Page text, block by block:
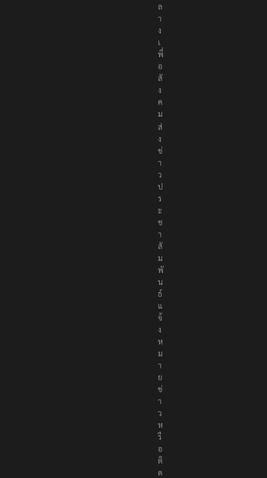
ก
ล
า
ง
เ
พื่
อ
สั
ง
ค
ม
ส่
ง
ข่
า
ว
ป
ร
ะ
ช
า
สั
ม
พั
น
ธ์
แ
จ้
ง
ห
ม
า
ย
ข่
า
ว
ห
รื
อ
ติ